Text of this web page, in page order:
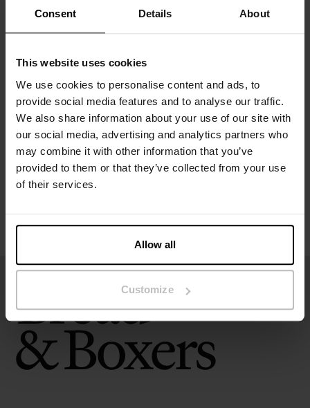
Consent Details About
This website uses cookies
We use cookies to personalise content and ads, to
provide social media features and to analyse our traffic.
We also share information about your use of our site with
our social media, advertising and analytics partners who
may combine it with other information that you’ve
provided to them or that they’ve collected from your use
of their services.
Allow all
Customize
Material: 95% ekologisk bomull, 5% elastan
Specifikation
Storleksguide
Tvättråd
Recensioner